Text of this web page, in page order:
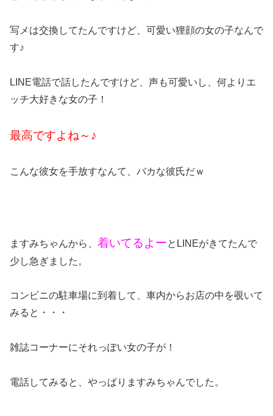
写メは交換してたんですけど、可愛い狸顔の女の子なんで
す♪
LINE電話で話したんですけど、声も可愛いし、何よりエ
ッチ大好きな女の子！
最高ですよね～♪
こんな彼女を手放すなんて、バカな彼氏だｗ
ますみちゃんから、 着いてるよーとLINEがきてたんで
少し急ぎました。
コンビニの駐車場に到着して、車内からお店の中を覗いて
みると・・・
雑誌コーナーにそれっぽい女の子が！
電話してみると、やっぱりますみちゃんでした。